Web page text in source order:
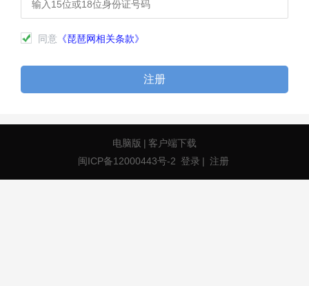
同意 《琵琶网相关条款》
注册
电脑版 | 客户端下载
闽ICP备12000443号-2 登录 | 注册